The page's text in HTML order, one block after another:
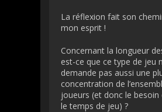
La réflexion fait son
mon esprit !
Concernant la longueur
est-ce que ce type de jeu
demande pas aussi une
concentration de
joueurs (et donc le besoin
le temps de jeu) ?